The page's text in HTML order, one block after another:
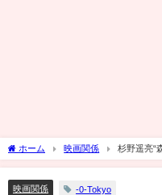
ホーム 映画関係
杉野遥亮“
声、杉咲花の演技にも注目集まる…「
映画関係 -0-Tokyo